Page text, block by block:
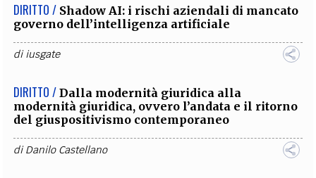
DIRITTO / Shadow AI: i rischi aziendali di mancato
governo dell’intelligenza artificiale
di iusgate
DIRITTO / Dalla modernità giuridica alla
modernità giuridica, ovvero l’andata e il ritorno
del giuspositivismo contemporaneo
diDanilo Castellano